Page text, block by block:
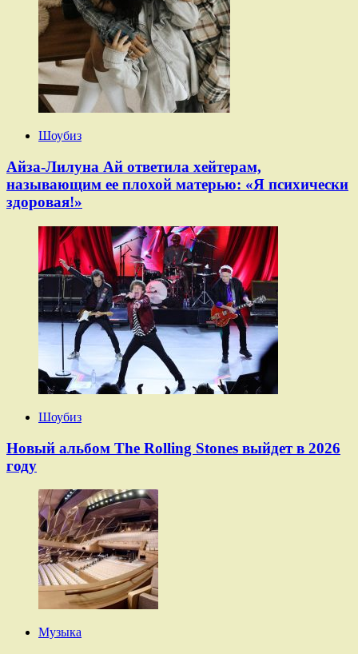
Шоубиз
Айза-Лилуна Ай ответила хейтерам,
называющим ее плохой матерью: «Я психически
здоровая!»
Шоубиз
Новый альбом The Rolling Stones выйдет в 2026
году
Музыка